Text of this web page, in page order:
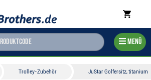
Menü
Trolley-Zubehör JuStar Golfersitz, titanium